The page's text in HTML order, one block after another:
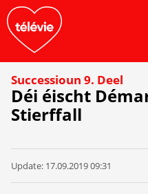
Successioun 9. Deel
Déi éischt
Stierffall
Update: 17.09.2019 09:31